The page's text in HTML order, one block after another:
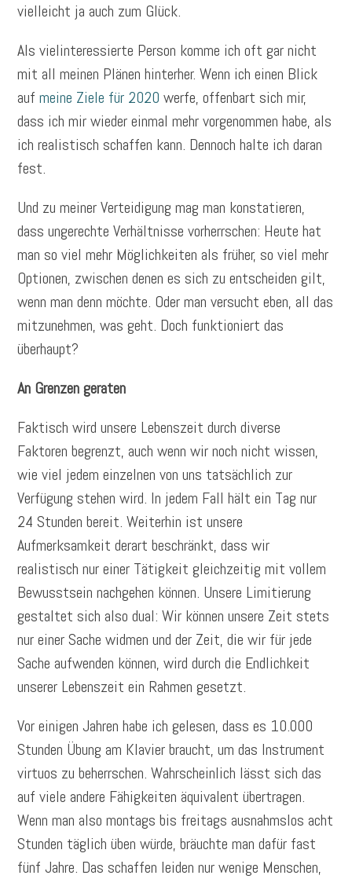
vielleicht ja auch zum Glück.
Als vielinteressierte Person komme ich oft gar nicht
mit all meinen Plänen hinterher. Wenn ich einen Blick
aufmeine Ziele für 2020 werfe, offenbart sich mir,
dass ich mir wieder einmal mehr vorgenommen habe, als
ich realistisch schaffen kann. Dennoch halte ich daran
fest.
Und zu meiner Verteidigung mag man konstatieren,
dass ungerechte Verhältnisse vorherrschen: Heute hat
man so viel mehr Möglichkeiten als früher, so viel mehr
Optionen, zwischen denen es sich zu entscheiden gilt,
wenn man denn möchte. Oder man versucht eben, all das
mitzunehmen, was geht. Doch funktioniert das
überhaupt?
An Grenzen geraten
Faktisch wird unsere Lebenszeit durch diverse
Faktoren begrenzt, auch wenn wir noch nicht wissen,
wie viel jedem einzelnen von uns tatsächlich zur
Verfügung stehen wird. In jedem Fall hält ein Tag nur
24 Stunden bereit. Weiterhin ist unsere
Aufmerksamkeit derart beschränkt, dass wir
realistisch nur einer Tätigkeit gleichzeitig mit vollem
Bewusstsein nachgehen können. Unsere Limitierung
gestaltet sich also dual: Wir können unsere Zeit stets
nur einer Sache widmen und der Zeit, die wir für jede
Sache aufwenden können, wird durch die Endlichkeit
unserer Lebenszeit ein Rahmen gesetzt.
Vor einigen Jahren habe ich gelesen, dass es 10.000
Stunden Übung am Klavier braucht, um das Instrument
virtuos zu beherrschen. Wahrscheinlich lässt sich das
auf viele andere Fähigkeiten äquivalent übertragen.
Wenn man also montags bis freitags ausnahmslos acht
Stunden täglich üben würde, bräuchte man dafür fast
fünf Jahre. Das schaffen leiden nur wenige Menschen,